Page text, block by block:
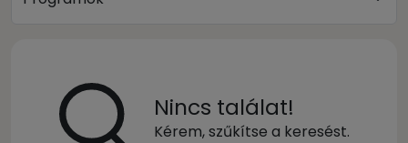
Nincs találat!
Kérem, szűkítse a keresést.